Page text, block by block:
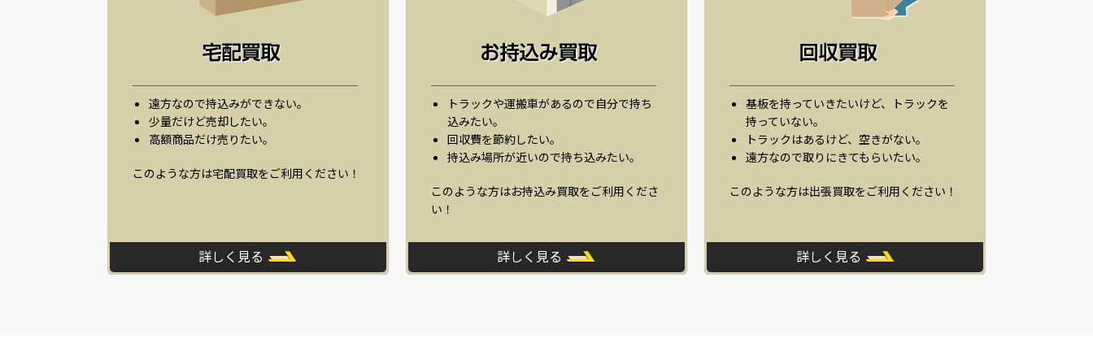
遠方なので持込みができない。
少量だけど売却したい。
高額商品だけ売りたい。
このような方は宅配買取をご利用ください！
詳しく見る
トラックや運搬車があるので自分で持ち
込みたい。
回収費を節約したい。
持込み場所が近いので持ち込みたい。
このような方はお持込み買取をご利用くださ
い！
詳しく見る
基板を持っていきたいけど、トラックを
持っていない。
トラックはあるけど、空きがない。
遠方なので取りにきてもらいたい。
このような方は出張買取をご利用ください！
詳しく見る